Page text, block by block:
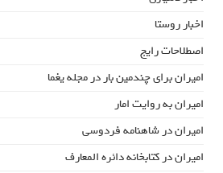
اخبار روستا
اصطلاحات رایج
امیران برای چندمین بار در مجله یغما
امیران به روایت امار
امیران در شاهنامه فردوسی
امیران در کتابخانه دائره المعارف